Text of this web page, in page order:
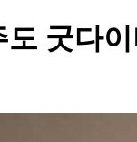
굿다